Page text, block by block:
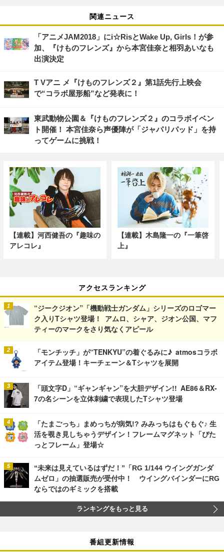
関連ニュース
「アニメJAM2018」にi☆RisとWake Up, Girls！が参
加、『けものフレンズ』から本宮佳奈と相羽あいなも
出演決定
T Vアニ メ『けものフレンズ２』第1話先行上映会
で“コラボ屋形船”など発表に！
東武動物公園＆『けものフレンズ２』のコラボイベン
ト開催！ 本宮佳奈ら声優陣が「ジャパリパッド」を持
ってゲームに挑戦！
【連載】河西健吾の『趣味の
アレコレ』
【連載】木島隆一の『一筆啓
上』
アクセスランキング
“ジークジオン”「機動戦士ガンダム」シリーズのロゴマー
ク入りTシャツ登場！ アムロ、シャア、ジオン公国、マフ
ティーのマークをさり気なくアピール
「モンチッチ」が“TENKYU”の着ぐるみに♪ atmosコラボ
アイテム登場！キーチェーン＆Tシャツを展開
「頭文字D」“ギャンギャン”を大胆デザイン!! AE86＆RX-
7の名シーンを立体刺繍で表現したTシャツ登場
「たまごっち」まめっちが病気!? みみっちはもぐもぐ♪ 生
活を覗き見しちゃうデザイン！フレームマグネット「ぴた
っとフレーム」登場☆
“未来は見えているはずだ！”「RG 1/144 ウイングガンダ
ムゼロ」の抽選販売が受付中！ ウイングバインダーにRG
ならではのギミックを搭載
ランキングをもっと見る
番組更新情報